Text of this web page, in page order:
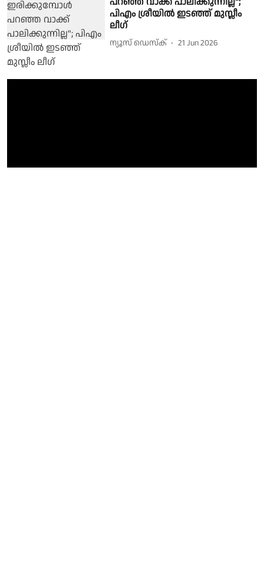
പിഎം ശ്രീയിൽ ഇടഞ്ഞ് മുസ്ലീം
ലീഗ്
ന്യൂസ് ഡെസ്ക് 21 Jun 2026